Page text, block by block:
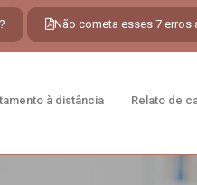
Não cometa esses 7 erros
à distância Relato de